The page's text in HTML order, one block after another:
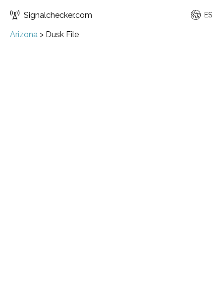
Signalchecker.com ES
Arizona > Dusk File